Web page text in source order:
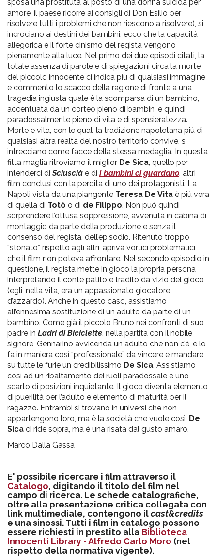
sposa una prostituta al posto di una donna suicida per
amore; il paese ricorre ai consigli di Don Esilio per
risolvere tutti i problemi che non riescono a risolvere), si
incrociano ai destini dei bambini, ecco che la capacità
allegorica e il forte cinismo del regista vengono
pienamente alla luce. Nel primo dei due episodi citati, la
totale assenza di parole e di spiegazioni circa la morte
del piccolo innocente ci indica più di qualsiasi immagine
e commento lo scacco della ragione di fronte a una
tragedia ingiusta quale è la scomparsa di un bambino,
accentuata da un corteo pieno di bambini e quindi
paradossalmente pieno di vita e di spensieratezza.
Morte e vita, con le quali la tradizione napoletana più di
qualsiasi altra realtà del nostro territorio convive, si
intrecciano come facce della stessa medaglia. In questa
fitta maglia ritroviamo il miglior De Sica, quello per
intenderci diSciuscià e di I bambini ci guardano, altri
film conclusi con la perdita di uno dei protagonisti. La
Napoli vista da una piangente Teresa De Vita è più vera
di quella di Totò o di de Filippo. Non può quindi
sorprendere l’ottusa soppressione, avvenuta in cabina di
montaggio da parte della produzione e senza il
consenso del regista, dell’episodio. Ritenuto troppo
“stonato” rispetto agli altri, apriva vortici problematici
che il film non poteva affrontare. Nel secondo episodio in
questione, il regista mette in gioco la propria persona
interpretando il conte patito e tradito da vizio del gioco
(egli, nella vita, era un appassionato giocatore
d’azzardo). Anche in questo caso, assistiamo
all’ennesima sostituzione di un adulto da parte di un
bambino. Come già il piccolo Bruno nei confronti di suo
padre in Ladri di Biciclette, nella partita con il nobile
signore, Gennarino avvicenda un adulto che non c’è, e lo
fa in maniera così “professionale” da vincere e mandare
su tutte le furie un credibilissimo De Sica. Assistiamo
così ad un ribaltamento dei ruoli paradossale e uno
scarto di posizioni inquietante. Il gioco diventa elemento
di puerilità per l’adulto e elemento di maturità per il
ragazzo. Entrambi si trovano in universi che non
appartengono loro, ma è la società che vuole così. De
Sica ci ride sopra, ma è una risata dal gusto amaro.
Marco Dalla Gassa
E' possibile ricercare i film attraverso il
Catalogo, digitando il titolo del film nel
campo di ricerca. Le schede catalografiche,
oltre alla presentazione critica collegata con
link multimediale, contengono ilcast&credits
e una sinossi. Tutti i film in catalogo possono
essere richiesti in prestito alla Biblioteca
Innocenti Library - Alfredo Carlo Moro (nel
rispetto della normativa vigente).